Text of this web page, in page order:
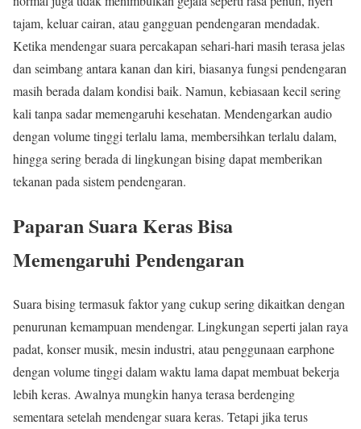
tajam, keluar cairan, atau gangguan pendengaran mendadak.
Ketika mendengar suara percakapan sehari-hari masih terasa jelas
dan seimbang antara kanan dan kiri, biasanya fungsi pendengaran
masih berada dalam kondisi baik. Namun, kebiasaan kecil sering
kali tanpa sadar memengaruhi kesehatan. Mendengarkan audio
dengan volume tinggi terlalu lama, membersihkan terlalu dalam,
hingga sering berada di lingkungan bising dapat memberikan
tekanan pada sistem pendengaran.
Paparan Suara Keras Bisa
Memengaruhi Pendengaran
Suara bising termasuk faktor yang cukup sering dikaitkan dengan
penurunan kemampuan mendengar. Lingkungan seperti jalan raya
padat, konser musik, mesin industri, atau penggunaan earphone
dengan volume tinggi dalam waktu lama dapat membuat bekerja
lebih keras. Awalnya mungkin hanya terasa berdenging
sementara setelah mendengar suara keras. Tetapi jika terus